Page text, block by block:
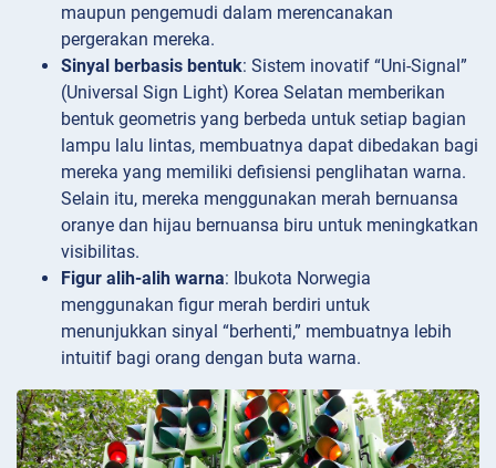
maupun pengemudi dalam merencanakan
pergerakan mereka.
Sinyal berbasis bentuk: Sistem inovatif “Uni-Signal”
(Universal Sign Light) Korea Selatan memberikan
bentuk geometris yang berbeda untuk setiap bagian
lampu lalu lintas, membuatnya dapat dibedakan bagi
mereka yang memiliki defisiensi penglihatan warna.
Selain itu, mereka menggunakan merah bernuansa
oranye dan hijau bernuansa biru untuk meningkatkan
visibilitas.
Figur alih-alih warna: Ibukota Norwegia
menggunakan figur merah berdiri untuk
menunjukkan sinyal “berhenti,” membuatnya lebih
intuitif bagi orang dengan buta warna.